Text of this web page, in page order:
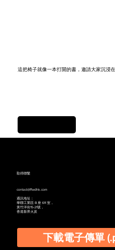
這把椅子就像一本打開的書，邀請大家沉浸
取得聯繫
contact@ffwdhk.com
通訊地址：
華聯工業區 B 座 611 室，
黃竹洋街15-21號，
香港新界火炭
下載電子傳單